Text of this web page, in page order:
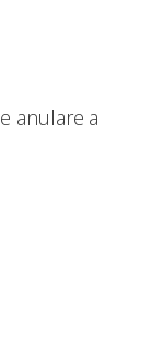
anulare a